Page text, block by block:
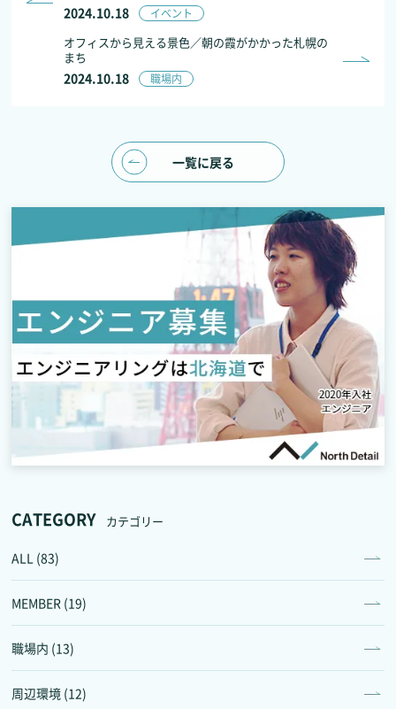
2024.10.18 イベント
2024.10.18 職場内
オフィスから見える景色／朝の霞がかかった札幌の
まち
一覧に戻る
CATEGORY カテゴリー
ALL (83)
MEMBER (19)
職場内 (13)
周辺環境 (12)